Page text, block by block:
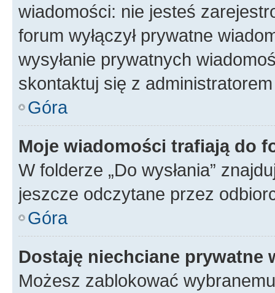
wiadomości: nie jesteś
forum wyłączył prywatne
wysyłanie prywatnych
skontaktuj się z
Góra
Moje wiadomości trafiają do
W folderze „Do wysłania”
jeszcze odczytane przez
Góra
Dostaję niechciane prywatne
Możesz zablokować